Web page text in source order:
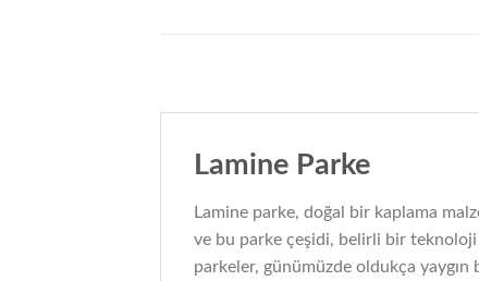
Lamine Parke
Lamine parke, doğal bir kaplama
ve bu parke çeşidi, belirli bir
parkeler, günümüzde oldukça